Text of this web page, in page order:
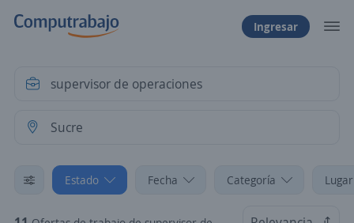
Ingresar
Estado Fecha Categoría